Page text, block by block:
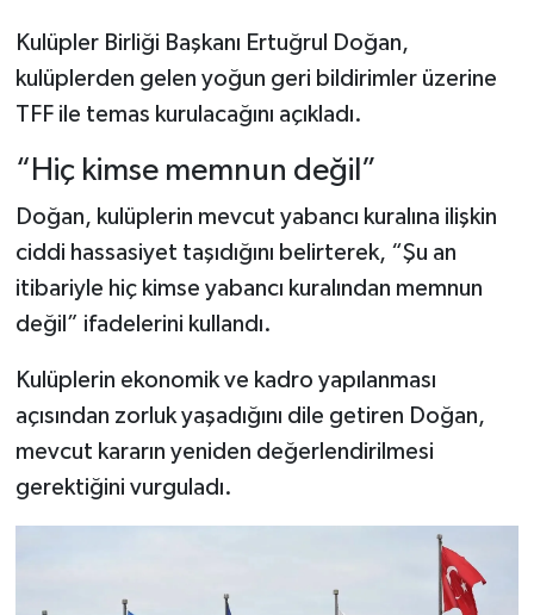
Kulüpler Birliği Başkanı Ertuğrul Doğan,
kulüplerden gelen yoğun geri bildirimler üzerine
TFF ile temas kurulacağını açıkladı.
“Hiç kimse memnun değil”
Doğan, kulüplerin mevcut yabancı kuralına ilişkin
ciddi hassasiyet taşıdığını belirterek, “Şu an
itibariyle hiç kimse yabancı kuralından memnun
değil” ifadelerini kullandı.
Kulüplerin ekonomik ve kadro yapılanması
açısından zorluk yaşadığını dile getiren Doğan,
mevcut kararın yeniden değerlendirilmesi
gerektiğini vurguladı.
Dünya Haberleri
Haber Arşivi